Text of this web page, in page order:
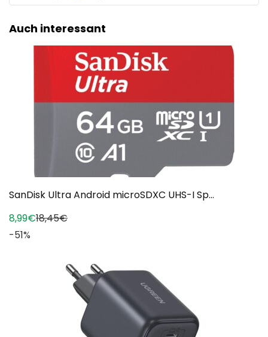
Auch interessant
SanDisk Ultra Android microSDXC UHS-I Sp...
8,99€18,45€
-51%